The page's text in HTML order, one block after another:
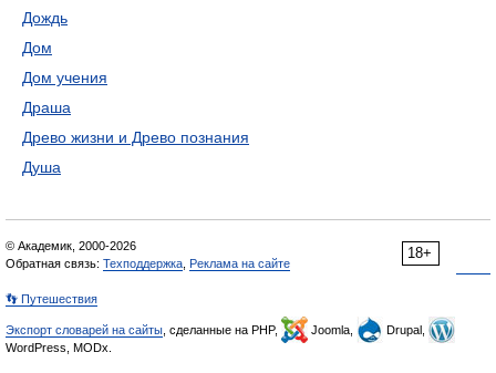
Дождь
Дом
Дом учения
Драша
Древо жизни и Древо познания
Душа
18+
© Академик, 2000-2026
Обратная связь: Техподдержка Реклама на сайте
👣 Путешествия
Экспорт словарей на сайты , сделанные на PHP, Joomla,
Drupal,
WordPress, MODx.